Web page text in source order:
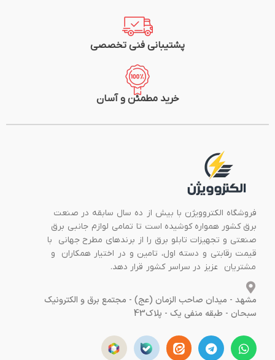
پشتیبانی فنی تخصصی
خرید مطمئن و آسان
فروشگاه الکتروویژن با بیش از ده سال سابقه در صنعت
برق کشور همواره کوشیده است تا تمامی لوازم جانبی برق
صنعتی و تجهیزات تابلو برق را از برندهای مطرح جهانی با
قیمت رقابتی و دسته اول، تامین و در اختیار همکاران و
مشتریان عزیز در سراسر کشور قرار دهد.
مشهد - میدان صاحب الزمان (عج) - مجتمع برق و الکترونیک
سبحان - طبقه منفی یک - پلاک43